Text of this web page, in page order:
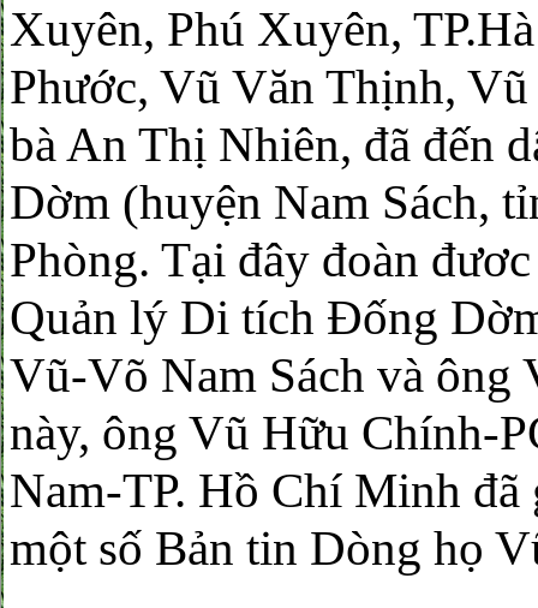
Xuyên, Phú Xuyên,
Phước, Vũ Văn Thịnh,
bà An Thị Nhiên, đã đến
Dờm (huyện Nam Sách,
Phòng. Tại đây đoàn
Quản lý Di tích Đống
Vũ-Võ Nam Sách và
này, ông Vũ Hữu Chính-
Nam-TP. Hồ Chí Minh
một số Bản tin Dòng họ